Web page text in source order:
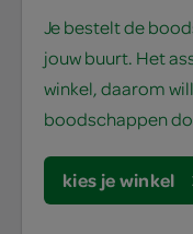
Je bestelt de
jouw buurt. Het
winkel, daarom
boodschappen
kies je winkel